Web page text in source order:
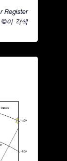
Register
©이 각색